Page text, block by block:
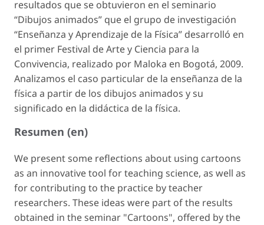
resultados que se obtuvieron en el seminario
“Dibujos animados” que el grupo de investigación
“Enseñanza y Aprendizaje de la Física” desarrolló en
el primer Festival de Arte y Ciencia para la
Convivencia, realizado por Maloka en Bogotá, 2009.
Analizamos el caso particular de la enseñanza de la
física a partir de los dibujos animados y su
significado en la didáctica de la física.
Resumen (en)
We present some reflections about using cartoons
as an innovative tool for teaching science, as well as
for contributing to the practice by teacher
researchers. These ideas were part of the results
obtained in the seminar "Cartoons", offered by the